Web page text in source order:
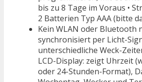
bis zu 8 Tage im Voraus •
2 Batterien Typ AAA (bitte
Kein WLAN oder Bluetooth
synchronisiert per Licht-
unterschiedliche Weck-
LCD-Display: zeigt Uhrzeit
oder 24-Stunden-Format),